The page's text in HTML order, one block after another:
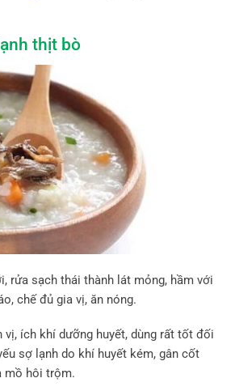
thịt bò
rửa sạch thái thành lát mỏng, hầm với
chế đủ gia vị, ăn nóng.
vị, ích khí dưỡng huyết, dùng rất tốt đối
sợ lạnh do khí huyết kém, gân cốt
mồ hôi trộm.